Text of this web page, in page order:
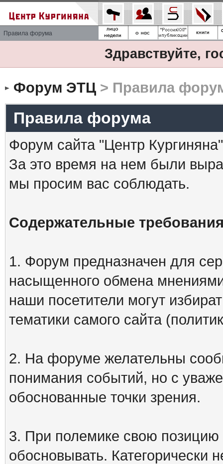
Правила форума
Здравствуйте,
Форум ЭТЦ> Правила
Правила форума
Форум сайта "Центр
За это время на нем были
мы просим вас соблюдать.
Содержательные
1. Форум предназначен для
насыщенного обмена
наши посетители могут
тематики самого сайта
2. На форуме желательны
понимания событий, но с
обоснованные точки зрения.
3. При полемике свою
обосновывать. Категорически